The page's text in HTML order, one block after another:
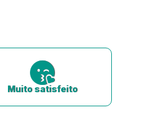
Muito satisfeito